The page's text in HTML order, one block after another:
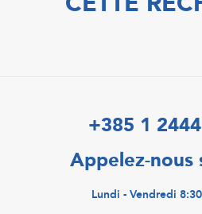
+385 1
Appelez-nous
Lundi - Vendredi